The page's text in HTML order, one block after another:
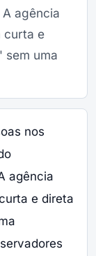
agência
curta e
sem uma
nos
agência
e direta